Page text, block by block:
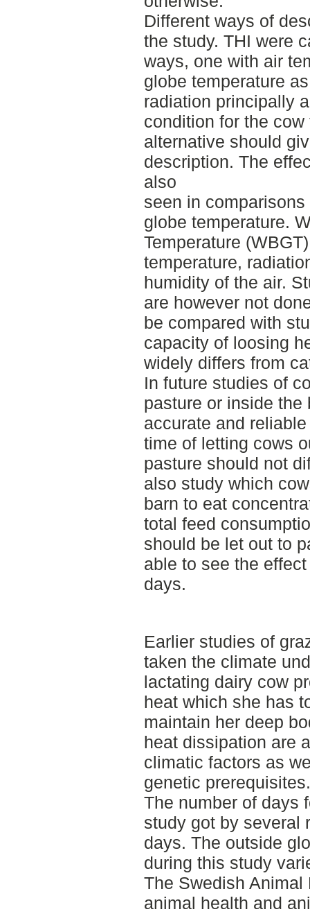
Different ways of
the study. THI were
ways, one with air
globe temperature
radiation principally
condition for the
alternative should
description. The
also
seen in
globe temperature.
Temperature
temperature,
humidity of the air.
are however not
be compared with
capacity of loosing
widely differs from
In future studies of
pasture or inside the
accurate and
time of letting cows
pasture should not
also study which
barn to eat
total feed
should be let out to
able to see the
days.
Earlier studies of
taken the climate
lactating dairy cow
heat which she has
maintain her deep
heat dissipation are
climatic factors as
genetic prerequisites.
The number of days
study got by several
days. The outside
during this study
The Swedish
animal health and